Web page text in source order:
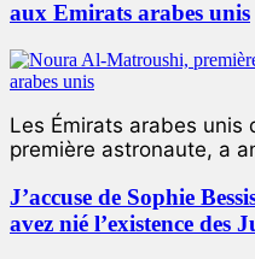
aux Emirats arabes unis
Les Émirats arabes unis
première astronaute, a
J’accuse de Sophie
avez nié l’existence des